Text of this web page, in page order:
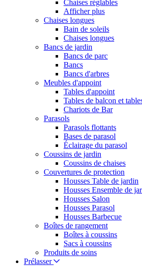
Chaises réglables
Afficher plus
Chaises longues
Bain de soleils
Chaises longues
Bancs de jardin
Bancs de parc
Bancs
Bancs d'arbres
Meubles d'appoint
Tables d'appoint
Tables de balcon et
Chariots de Bar
Parasols
Parasols flottants
Bases de parasol
Éclairage du parasol
Coussins de jardin
Coussins de chaises
Couvertures de protection
Housses Table de jardin
Housses Ensemble de
Housses Salon
Housses Parasol
Housses Barbecue
Boîtes de rangement
Boîtes à coussins
Sacs à coussins
Produits de soins
Prélasser